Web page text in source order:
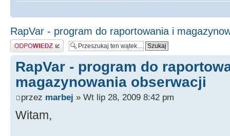
RapVar - program do raportowania i
Odpowiedz
RapVar - program do
magazynowania obserwacji
przez marbej » Wt lip 28, 2009 8:42 pm
Witam,